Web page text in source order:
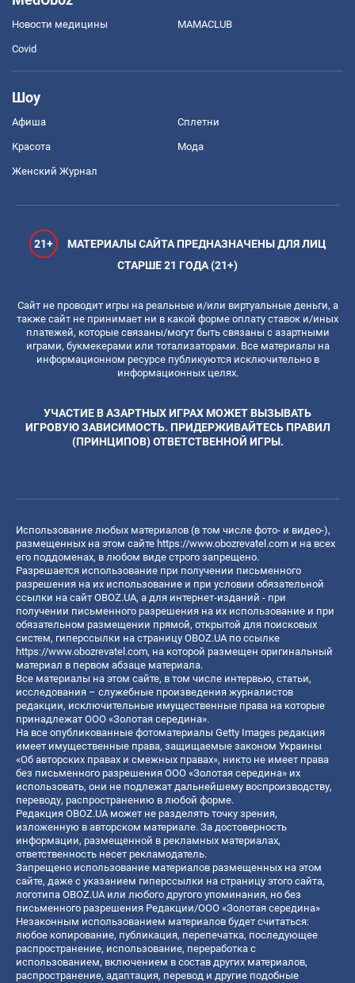
Новости медицины MAMACLUB
Covid
Шоу
Афиша Сплетни
Красота Мода
Женский Журнал
21+
МАТЕРИАЛЫ САЙТА ПРЕДНАЗНАЧЕНЫ ДЛЯ ЛИЦ
СТАРШЕ 21 ГОДА (21+)
Сайт не проводит игры на реальные и/или виртуальные деньги, а
также сайт не принимает ни в какой форме оплату ставок и/иных
платежей, которые связаны/могут быть связаны с азартными
играми, букмекерами или тотализаторами. Все материалы на
информационном ресурсе публикуются исключительно в
информационных целях.
УЧАСТИЕ В АЗАРТНЫХ ИГРАХ МОЖЕТ ВЫЗЫВАТЬ
ИГРОВУЮ ЗАВИСИМОСТЬ. ПРИДЕРЖИВАЙТЕСЬ ПРАВИЛ
(ПРИНЦИПОВ) ОТВЕТСТВЕННОЙ ИГРЫ.
Использование любых материалов (в том числе фото- и видео-),
размещенных на этом сайте https://www.obozrevatel.com и на всех
его поддоменах, в любом виде строго запрещено.
Разрешается использование при получении письменного
разрешения на их использование и при условии обязательной
ссылки на сайт OBOZ.UA, а для интернет-изданий - при
получении письменного разрешения на их использование и при
обязательном размещении прямой, открытой для поисковых
систем, гиперссылки на страницу OBOZ.UA по ссылке
https://www.obozrevatel.com, на которой размещен оригинальный
материал в первом абзаце материала.
Все материалы на этом сайте, в том числе интервью, статьи,
исследования – служебные произведения журналистов
редакции, исключительные имущественные права на которые
принадлежат ООО «Золотая середина».
На все опубликованные фотоматериалы Getty Images редакция
имеет имущественные права, защищаемые законом Украины
«Об авторских правах и смежных правах», никто не имеет права
без письменного разрешения ООО «Золотая середина» их
использовать, они не подлежат дальнейшему воспроизводству,
переводу, распространению в любой форме.
Редакция OBOZ.UA может не разделять точку зрения,
изложенную в авторском материале. За достоверность
информации, размещенной в рекламных материалах,
ответственность несет рекламодатель.
Запрещено использование материалов размещенных на этом
сайте, даже с указанием гиперссылки на страницу этого сайта,
логотипа OBOZ.UA или любого другого упоминания, но без
письменного разрешения Редакции/ООО «Золотая середина»
Незаконным использованием материалов будет считаться:
любое копирование, публикация, перепечатка, последующее
распространение, использование, переработка с
использованием, включением в состав других материалов,
распространение, адаптация, перевод и другие подобные